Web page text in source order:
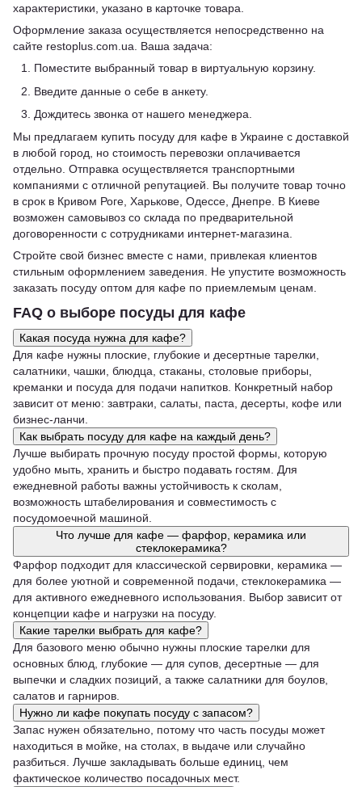
характеристики, указано в карточке товара.
Оформление заказа осуществляется непосредственно на
сайте restoplus.com.ua. Ваша задача:
Поместите выбранный товар в виртуальную корзину.
Введите данные о себе в анкету.
Дождитесь звонка от нашего менеджера.
Мы предлагаем купить посуду для кафе в Украине с доставкой
в любой город, но стоимость перевозки оплачивается
отдельно. Отправка осуществляется транспортными
компаниями с отличной репутацией. Вы получите товар точно
в срок в Кривом Роге, Харькове, Одессе, Днепре. В Киеве
возможен самовывоз со склада по предварительной
договоренности с сотрудниками интернет-магазина.
Стройте свой бизнес вместе с нами, привлекая клиентов
стильным оформлением заведения. Не упустите возможность
заказать посуду оптом для кафе по приемлемым ценам.
FAQ о выборе посуды для кафе
Какая посуда нужна для кафе?
Для кафе нужны плоские, глубокие и десертные тарелки,
салатники, чашки, блюдца, стаканы, столовые приборы,
креманки и посуда для подачи напитков. Конкретный набор
зависит от меню: завтраки, салаты, паста, десерты, кофе или
бизнес-ланчи.
Как выбрать посуду для кафе на каждый день?
Лучше выбирать прочную посуду простой формы, которую
удобно мыть, хранить и быстро подавать гостям. Для
ежедневной работы важны устойчивость к сколам,
возможность штабелирования и совместимость с
посудомоечной машиной.
Что лучше для кафе — фарфор, керамика или
стеклокерамика?
Фарфор подходит для классической сервировки, керамика —
для более уютной и современной подачи, стеклокерамика —
для активного ежедневного использования. Выбор зависит от
концепции кафе и нагрузки на посуду.
Какие тарелки выбрать для кафе?
Для базового меню обычно нужны плоские тарелки для
основных блюд, глубокие — для супов, десертные — для
выпечки и сладких позиций, а также салатники для боулов,
салатов и гарниров.
Нужно ли кафе покупать посуду с запасом?
Запас нужен обязательно, потому что часть посуды может
находиться в мойке, на столах, в выдаче или случайно
разбиться. Лучше закладывать больше единиц, чем
фактическое количество посадочных мест.